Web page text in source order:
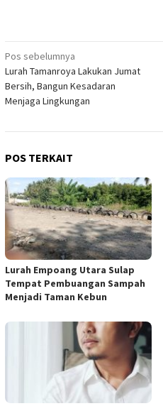
Navigasi
pos
Pos sebelumnya
Lurah Tamanroya Lakukan Jumat
Bersih, Bangun Kesadaran
Menjaga Lingkungan
POS TERKAIT
Lurah Empoang Utara Sulap
Tempat Pembuangan Sampah
Menjadi Taman Kebun